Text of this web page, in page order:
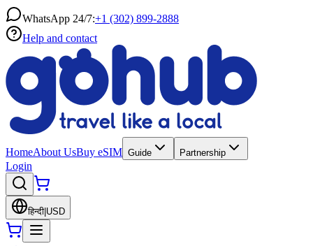
WhatsApp 24/7:+1 (302) 899-2888
Help and contact
HomeAbout UsBuy eSIM Guide Partnership
Login
हिन्दी USD